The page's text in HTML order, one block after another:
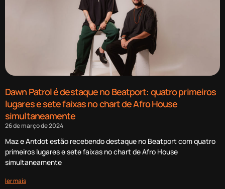
Dawn Patrol é destaque no Beatport: quatro primeiros
lugares e sete faixas no chart de Afro House
simultaneamente
26 de março de 2024
Maz e Antdot estão recebendo destaque no Beatport com quatro
primeiros lugares e sete faixas no chart de Afro House
simultaneamente
ler mais